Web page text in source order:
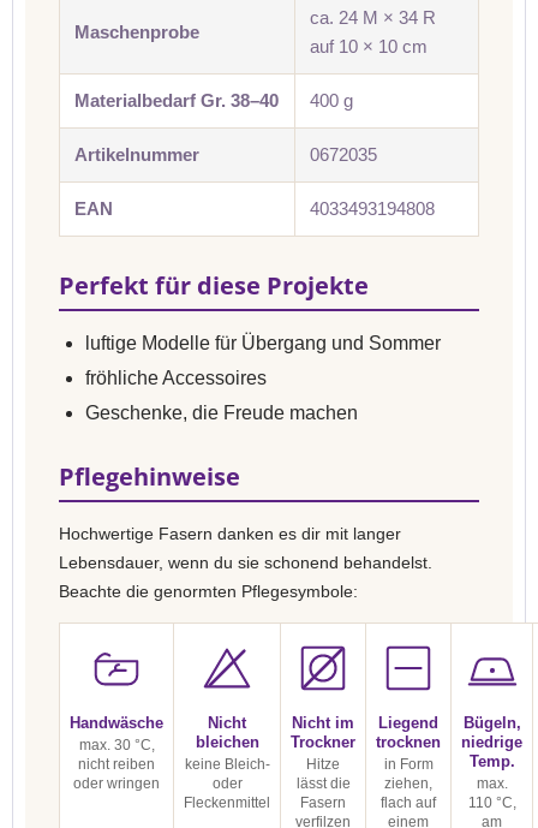
Maschenprobe
ca. 24 M × 34 R
auf 10 × 10 cm
Materialbedarf Gr. 38–40 400 g
Artikelnummer 0672035
EAN 4033493194808
Perfekt für diese Projekte
luftige Modelle für Übergang und Sommer
fröhliche Accessoires
Geschenke, die Freude machen
Pflegehinweise
Hochwertige Fasern danken es dir mit langer
Lebensdauer, wenn du sie schonend behandelst.
Beachte die genormten Pflegesymbole:
Handwäsche
max. 30 °C,
nicht reiben
oder wringen
Nicht
bleichen
keine Bleich-
oder
Fleckenmittel
Nicht im
Trockner
Hitze
lässt die
Fasern
verfilzen
Liegend
trocknen
in Form
ziehen,
flach auf
einem
Bügeln,
niedrige
Temp.
max.
110 °C,
am